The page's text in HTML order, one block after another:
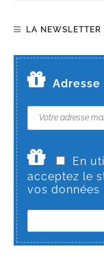
LA
Adresse
En
acceptez le
vos données